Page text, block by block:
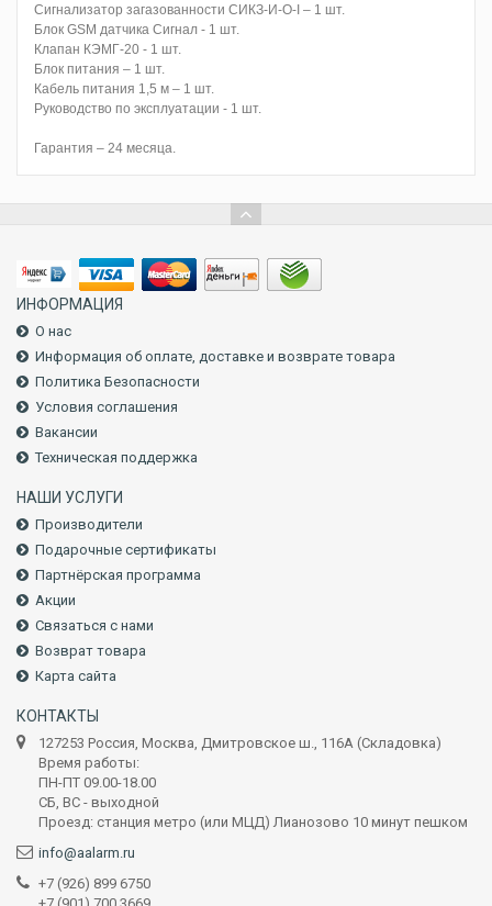
Сигнализатор загазованности СИКЗ-И-О-I – 1 шт.
Блок GSM датчика Сигнал - 1 шт.
Клапан КЭМГ-20 - 1 шт.
Блок питания – 1 шт.
Кабель питания 1,5 м – 1 шт.
Руководство по эксплуатации - 1 шт.
Гарантия – 24 месяца.
ИНФОРМАЦИЯ
О нас
Информация об оплате, доставке и возврате товара
Политика Безопасности
Условия соглашения
Вакансии
Техническая поддержка
НАШИ УСЛУГИ
Производители
Подарочные сертификаты
Партнёрская программа
Акции
Связаться с нами
Возврат товара
Карта сайта
КОНТАКТЫ
127253 Россия, Москва, Дмитровское ш., 116А (Складовка)
Время работы:
ПН-ПТ 09.00-18.00
СБ, ВС - выходной
Проезд: станция метро (или МЦД) Лианозово 10 минут пешком
info@aalarm.ru
+7 (926) 899 6750